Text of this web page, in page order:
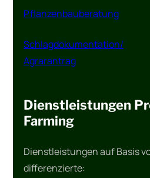
Pflanzenbauberatung
Schlagdokumentation/
Agrarantrag
Dienstleistungen
Farming
Dienstleistungen auf Basis
differenzierte: